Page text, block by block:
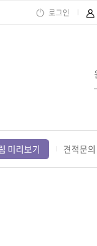
로그인
미리보기 견적문의